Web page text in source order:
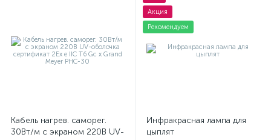
Кабель нагрев. саморег.
30Вт/м с экраном 220В UV-
Акция
Рекомендуем
Инфракрасная лампа для
цыплят